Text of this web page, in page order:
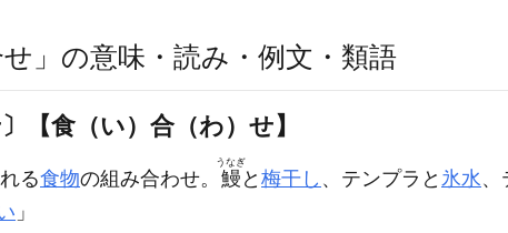
せ」の意味・読み・例文・類語
【食（い）合（わ）せ】
る食物の組み合わせ。 鰻
うなぎ
と 梅干し 、テンプラと 氷水、
」